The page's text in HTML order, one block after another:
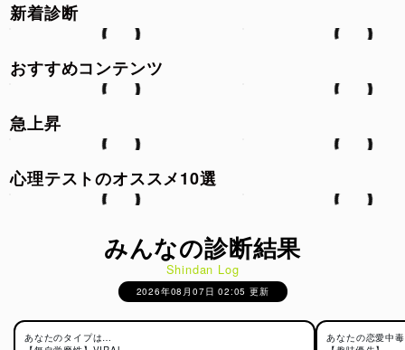
新着診断
おすすめコンテンツ
急上昇
心理テストのオススメ10選
みんなの診断結果
Shindan Log
2026年08月07日 02:05 更新
あなたのタイプは…
あなたの恋愛中